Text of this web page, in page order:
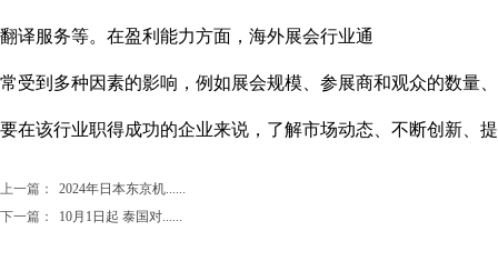
翻译服务等。在盈利能力方面，海外展会行业通
常受到多种因素的影响，例如展会规模、参展商和观众的数量
要在该行业职得成功的企业来说，了解市场动态、不断创新、
上一篇：
2024年日本东京机......
下一篇：
10月1日起 泰国对......